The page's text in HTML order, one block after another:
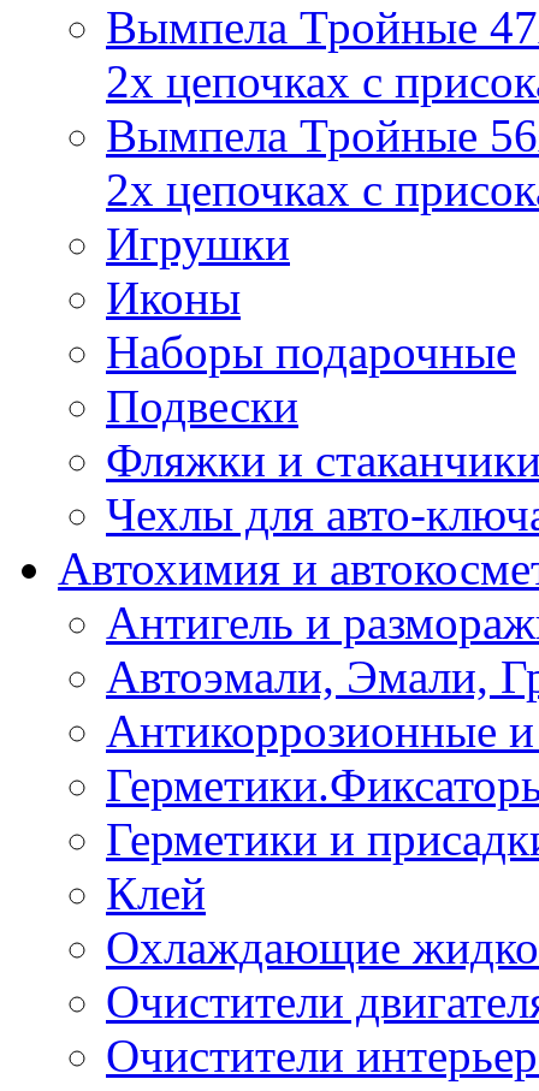
Вымпела Тройные
2х цепочках с
Вымпела Тройные
2х цепочках с
Игрушки
Иконы
Наборы подарочные
Подвески
Фляжки и
Чехлы для авто-
Автохимия и
Антигель и
Автоэмали, Эмали,
Антикоррозионные
Герметики и
Клей
Охлаждающие
Очистители
Очистители